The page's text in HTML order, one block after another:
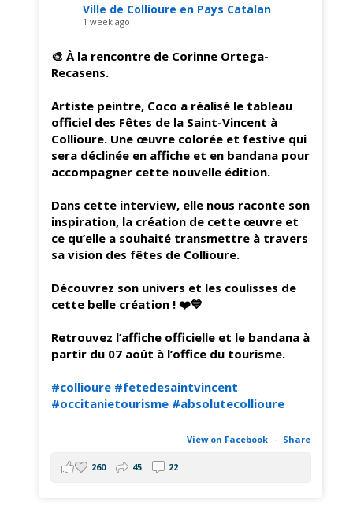
Ville de Collioure en Pays Catalan
1 week ago
🎨 À la rencontre de Corinne Ortega-
Recasens.
Artiste peintre, Coco a réalisé le tableau
officiel des Fêtes de la Saint-Vincent à
Collioure. Une œuvre colorée et festive qui
sera déclinée en affiche et en bandana pour
accompagner cette nouvelle édition.
Dans cette interview, elle nous raconte son
inspiration, la création de cette œuvre et
ce qu’elle a souhaité transmettre à travers
sa vision des fêtes de Collioure.
Découvrez son univers et les coulisses de
cette belle création ! ❤️💙
Retrouvez l’affiche officielle et le bandana à
partir du 07 août à l’office du tourisme.
#collioure #fetedesaintvincent
#occitanietourisme #absolutecollioure
View on Facebook · Share
260 45 22